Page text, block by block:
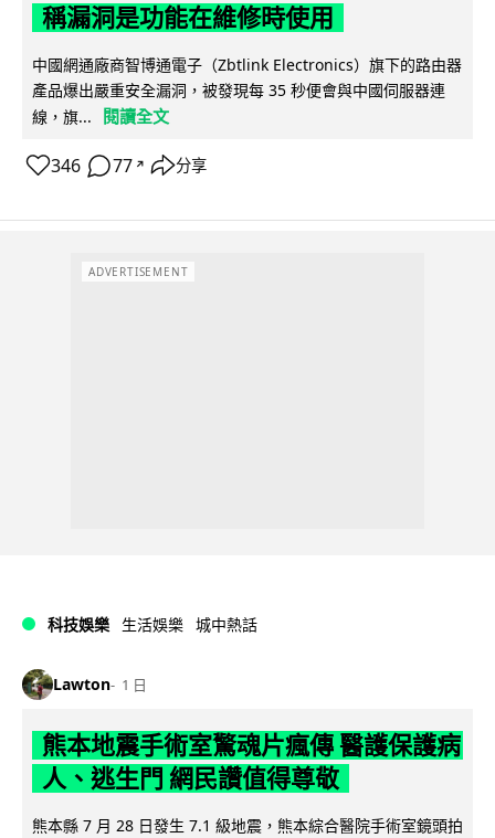
稱漏洞是功能在維修時使用
中國網通廠商智博通電子（Zbtlink Electronics）旗下的路由器
產品爆出嚴重安全漏洞，被發現每 35 秒便會與中國伺服器連
線，旗...
閱讀全文
346 77 ↗ 分享
ADVERTISEMENT
科技娛樂 生活娛樂 城中熱話
Lawton 1 日
熊本地震手術室驚魂片瘋傳 醫護保護病
人、逃生門 網民讚值得尊敬
熊本縣 7 月 28 日發生 7.1 級地震，熊本綜合醫院手術室鏡頭拍